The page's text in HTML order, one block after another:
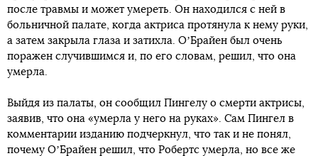
после травмы и может умереть. Он находился с ней в
больничной палате, когда актриса протянула к нему руки,
а затем закрыла глаза и затихла. ОʼБрайен был очень
поражен случившимся и, по его словам, решил, что она
умерла.
Выйдя из палаты, он сообщил Пингелу о смерти актрисы,
заявив, что она «умерла у него на руках». Сам Пингел в
комментарии изданию подчеркнул, что так и не понял,
почему ОʼБрайен решил, что Робертс умерла, но все же